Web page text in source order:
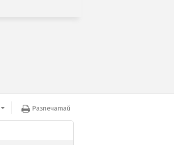
Разпечатай